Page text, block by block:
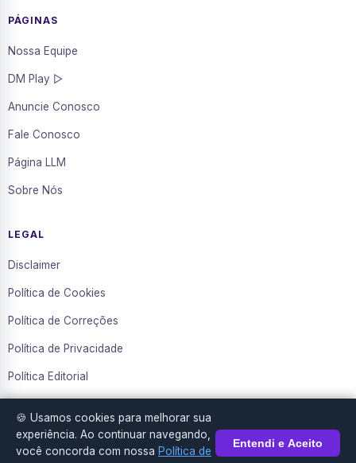
PÁGINAS
Nossa Equipe
DM Play ▷
Anuncie Conosco
Fale Conosco
Página LLM
Sobre Nós
LEGAL
Disclaimer
Política de Cookies
Política de Correções
Política de Privacidade
Política Editorial
Transparência
🍪 Usamos cookies para melhorar sua
experiência. Ao continuar navegando,
você concorda com nossa Política de
Entendi e Aceito